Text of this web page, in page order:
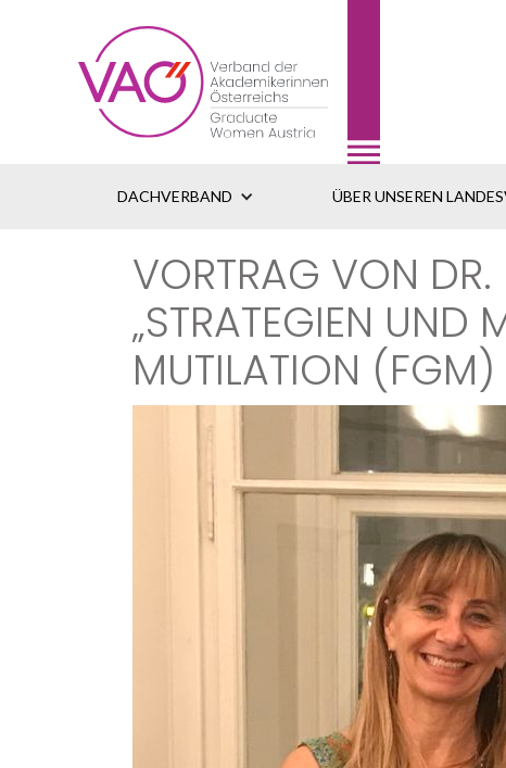
DACHVERBAND ÜBER UNSEREN
VORTRAG VON DR.
„STRATEGIEN UND
UTILATION (FGM)